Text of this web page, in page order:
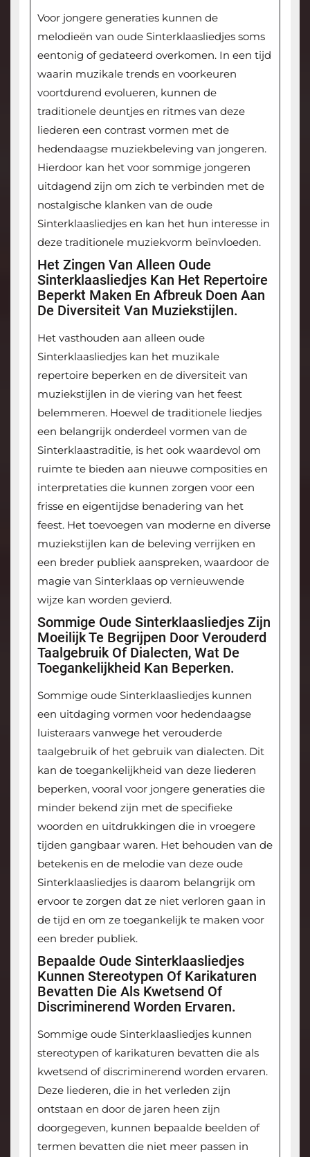
Voor jongere generaties kunnen de
melodieën van oude Sinterklaasliedjes soms
eentonig of gedateerd overkomen. In een tijd
waarin muzikale trends en voorkeuren
voortdurend evolueren, kunnen de
traditionele deuntjes en ritmes van deze
liederen een contrast vormen met de
hedendaagse muziekbeleving van jongeren.
Hierdoor kan het voor sommige jongeren
uitdagend zijn om zich te verbinden met de
nostalgische klanken van de oude
Sinterklaasliedjes en kan het hun interesse in
deze traditionele muziekvorm beïnvloeden.
Het Zingen Van Alleen Oude
Sinterklaasliedjes Kan Het Repertoire
Beperkt Maken En Afbreuk Doen Aan
De Diversiteit Van Muziekstijlen.
Het vasthouden aan alleen oude
Sinterklaasliedjes kan het muzikale
repertoire beperken en de diversiteit van
muziekstijlen in de viering van het feest
belemmeren. Hoewel de traditionele liedjes
een belangrijk onderdeel vormen van de
Sinterklaastraditie, is het ook waardevol om
ruimte te bieden aan nieuwe composities en
interpretaties die kunnen zorgen voor een
frisse en eigentijdse benadering van het
feest. Het toevoegen van moderne en diverse
muziekstijlen kan de beleving verrijken en
een breder publiek aanspreken, waardoor de
magie van Sinterklaas op vernieuwende
wijze kan worden gevierd.
Sommige Oude Sinterklaasliedjes Zijn
Moeilijk Te Begrijpen Door Verouderd
Taalgebruik Of Dialecten, Wat De
Toegankelijkheid Kan Beperken.
Sommige oude Sinterklaasliedjes kunnen
een uitdaging vormen voor hedendaagse
luisteraars vanwege het verouderde
taalgebruik of het gebruik van dialecten. Dit
kan de toegankelijkheid van deze liederen
beperken, vooral voor jongere generaties die
minder bekend zijn met de specifieke
woorden en uitdrukkingen die in vroegere
tijden gangbaar waren. Het behouden van de
betekenis en de melodie van deze oude
Sinterklaasliedjes is daarom belangrijk om
ervoor te zorgen dat ze niet verloren gaan in
de tijd en om ze toegankelijk te maken voor
een breder publiek.
Bepaalde Oude Sinterklaasliedjes
Kunnen Stereotypen Of Karikaturen
Bevatten Die Als Kwetsend Of
Discriminerend Worden Ervaren.
Sommige oude Sinterklaasliedjes kunnen
stereotypen of karikaturen bevatten die als
kwetsend of discriminerend worden ervaren.
Deze liederen, die in het verleden zijn
ontstaan en door de jaren heen zijn
doorgegeven, kunnen bepaalde beelden of
termen bevatten die niet meer passen in